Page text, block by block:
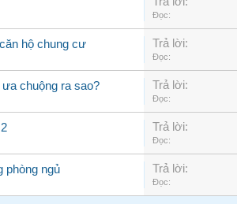
Đọc:
hộ chung cư Trả lời:
Đọc:
chuộng ra sao? Trả lời:
Đọc:
Trả lời:
Đọc:
phòng ngủ Trả lời:
Đọc: